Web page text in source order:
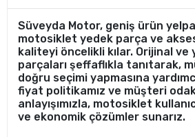
Süveyda Motor, geniş ürün
motosiklet yedek parça ve
kaliteyi öncelikli kılar. Orijinal ve
parçaları şeffaflıkla tanıtarak,
doğru seçimi yapmasına
fiyat politikamız ve müşteri
anlayışımızla, motosiklet
ve ekonomik çözümler sunarız.